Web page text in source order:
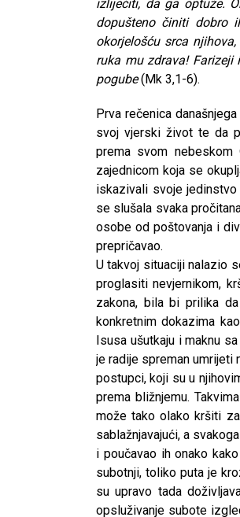
izliječiti, da ga optuže.
dopušteno činiti dobro
okorjelošću srca
ruka mu zdrava!
pogube(Mk 3,1-6).
Prva rečenica
svoj vjerski život te da
prema svom
zajednicom koja se
iskazivali svoje jedinstvo
se slušala svaka
osobe od poštovanja i
prepričavao.
U takvoj situaciji nalazio
proglasiti nevjernikom,
zakona, bila bi prilika
konkretnim dokazima
Isusa ušutkaju i maknu
je radije spreman umrijeti
postupci, koji su u
prema bližnjemu.
može tako olako kršiti
sablažnjavajući, a
i poučavao ih onako
subotnji, toliko puta je
su upravo tada
opsluživanje subote